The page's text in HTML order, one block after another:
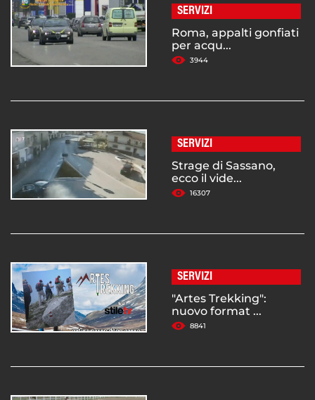
SERVIZI
Roma, appalti gonfiati
per acqu...
3944
SERVIZI
Strage di Sassano,
ecco il vide...
16307
SERVIZI
"Artes Trekking":
nuovo format ...
8841